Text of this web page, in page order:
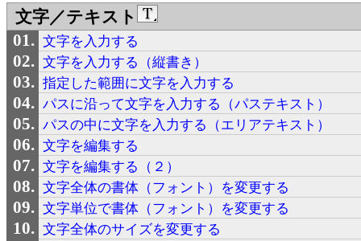
文字／テキスト
文字を入力する
文字を入力する（縦書き）
指定した範囲に文字を入力する
パスに沿って文字を入力する（パステキスト）
パスの中に文字を入力する（エリアテキスト）
文字を編集する
文字を編集する（２）
文字全体の書体（フォント）を変更する
文字単位で書体（フォント）を変更する
文字全体のサイズを変更する